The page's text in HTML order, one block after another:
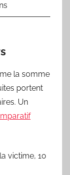
la somme
portent
Un
victime, 10